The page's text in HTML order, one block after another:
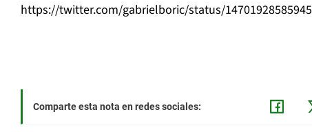
https://twitter.com/gabrielboric/status/
Comparte esta nota en redes sociales: